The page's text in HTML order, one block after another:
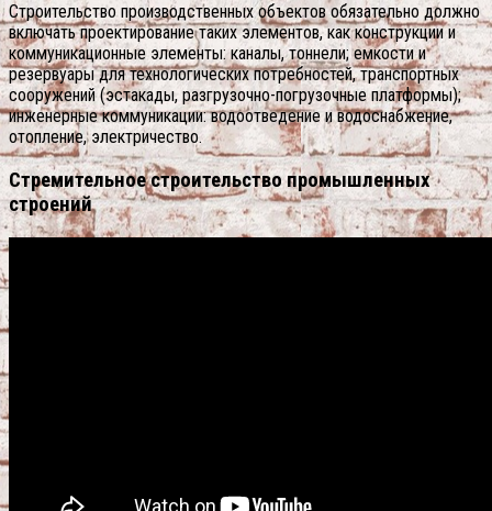
Строительство производственных объектов обязательно должно
включать проектирование таких элементов, как конструкции и
коммуникационные элементы: каналы, тоннели; емкости и
резервуары для технологических потребностей, транспортных
сооружений (эстакады, разгрузочно-погрузочные платформы);
инженерные коммуникации: водоотведение и водоснабжение,
отопление, электричество.
Стремительное строительство промышленных
строений